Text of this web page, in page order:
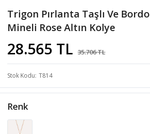
Trigon Pırlanta Taşlı Ve Bordo
Mineli Rose Altın Kolye
28.565 TL 35.706 TL
Stok Kodu T814
Renk